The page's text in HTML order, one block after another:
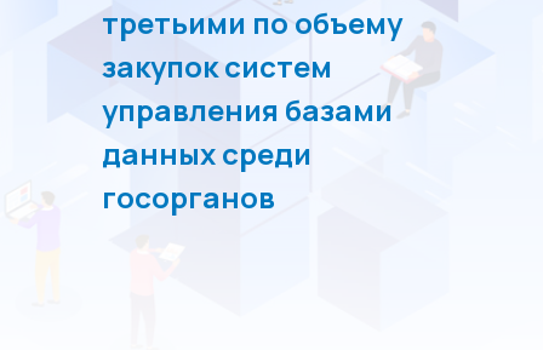
третьими по объему
закупок систем
управления базами
данных среди
госорганов